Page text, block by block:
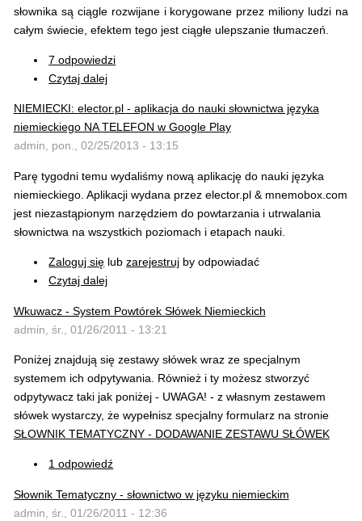
słownika są ciągle rozwijane i korygowane przez miliony ludzi na
całym świecie, efektem tego jest ciągłe ulepszanie tłumaczeń.
7 odpowiedzi
Czytaj dalej
NIEMIECKI: elector.pl - aplikacja do nauki słownictwa języka
niemieckiego NA TELEFON w Google Play
admin, pon., 02/25/2013 - 13:15
Parę tygodni temu wydaliśmy nową aplikację do nauki języka
niemieckiego. Aplikacji wydana przez elector.pl & mnemobox.com
jest niezastąpionym narzędziem do powtarzania i utrwalania
słownictwa na wszystkich poziomach i etapach nauki.
Zaloguj się lubzarejestruj by odpowiadać
Czytaj dalej
Wkuwacz - System Powtórek Słówek Niemieckich
admin, śr., 01/26/2011 - 13:21
Poniżej znajdują się zestawy słówek wraz ze specjalnym
systemem ich odpytywania. Również i ty możesz stworzyć
odpytywacz taki jak poniżej - UWAGA! - z własnym zestawem
słówek wystarczy, że wypełnisz specjalny formularz na stronie
SŁOWNIK TEMATYCZNY - DODAWANIE ZESTAWU SŁÓWEK
1 odpowiedź
Słownik Tematyczny - słownictwo w języku niemieckim
admin, śr., 01/26/2011 - 12:36